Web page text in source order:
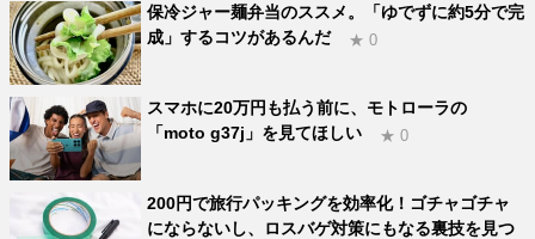
保冷ジャー麺弁当のススメ。「ゆでずに約5分で完
成」するコツがあるんだ
★ 0
スマホに20万円も払う前に、モトローラの
「moto g37j」を見てほしい
★ 0
200円で旅行パッキングを効率化！ゴチャゴチャ
にならないし、ロスバゲ対策にもなる裏技を見つ